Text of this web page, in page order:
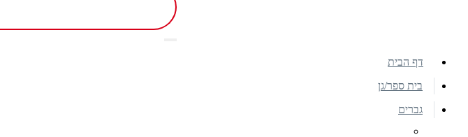
דף הבית
בית ספר/גן
גברים